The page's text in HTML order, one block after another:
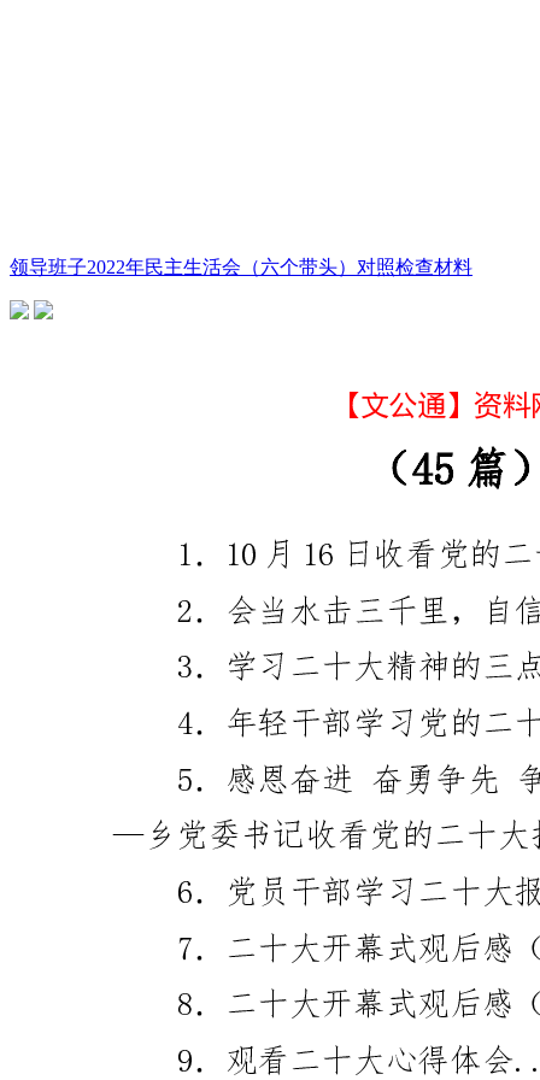
领导班子2022年民主生活会（六个带头）对照检查材料